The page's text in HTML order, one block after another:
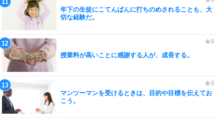
年下の生徒にこてんぱんに打ちのめされることも、大
切な経験だ。
授業料が高いことに感謝する人が、成長する。
マンツーマンを受けるときは、目的や目標を伝えてお
こう。